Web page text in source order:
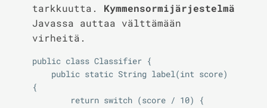
tarkkuutta. Kymmensormijärjestelmä
Javassa auttaa välttämään
virheitä.
public class Classifier {
{